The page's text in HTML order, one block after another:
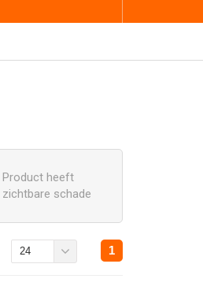
Product heeft
zichtbare schade
1
24